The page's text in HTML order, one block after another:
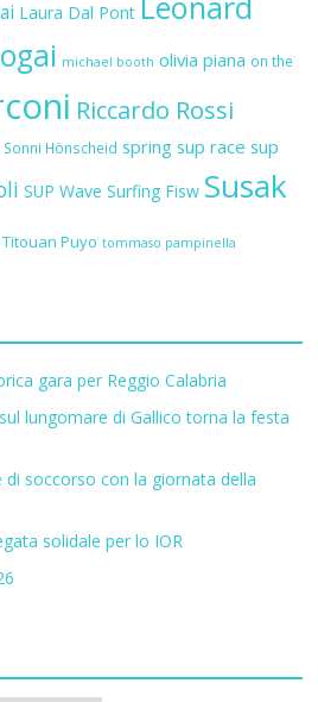
Laura Dal Pont
michael booth olivia piana on the
Riccardo Rossi
Sonni Hönscheid spring sup race sup
SUP Wave Surfing Fisw Susak
Titouan Puyo tommaso pampinella
gara per Reggio Calabria
lungomare di Gallico torna la festa
soccorso con la giornata della
solidale per lo IOR